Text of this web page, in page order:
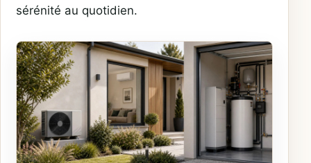
sérénité au quotidien.